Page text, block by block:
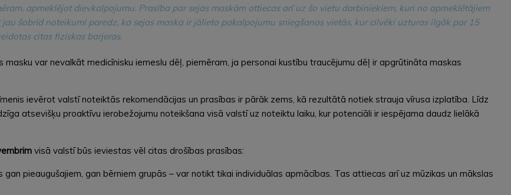
apmeklējot dievkalpojumu. Prasība par sejas maskām attiecas arī uz šo vietu darbiniekiem, kuri no apmeklētājiem
šobrīd noteikumi paredz, ka sejas maska ir jālieto pakalpojumu sniegšanas vietās, kur cilvēki uzturas ilgāk par 15
citas fiziskas barjeras.
var nevalkāt medicīnisku iemeslu dēļ, piemēram, ja personai kustību traucējumu dēļ ir apgrūtināta maskas
ievērot valstī noteiktās rekomendācijas un prasības ir pārāk zems, kā rezultātā notiek strauja vīrusa izplatība. Līdz
atsevišķu proaktīvu ierobežojumu noteikšana visā valstī uz noteiktu laiku, kur potenciāli ir iespējama daudz lielākā
visā valstī būs ieviestas vēl citas drošības prasības:
pieaugušajiem, gan bērniem grupās – var notikt tikai individuālas apmācības. Tas attiecas arī uz mūzikas un mākslas